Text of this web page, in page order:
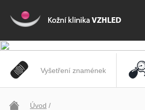
Vyšetření znamének
Úvod /